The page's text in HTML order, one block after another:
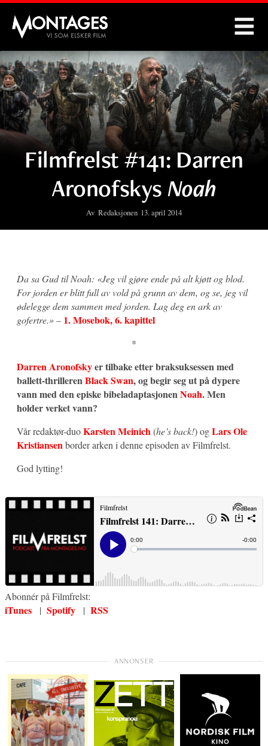
Montages
Filmfrelst #141: Darren
AronofskysNoah
Av Redaksjonen 13. april 2014
Da sa Gud til Noah: «Jeg vil gjøre ende på alt kjøtt og blod.
For jorden er blitt full av vold på grunn av dem, og se, jeg vil
ødelegge dem sammen med jorden. Lag deg en ark av
gofertre.»– 1. Mosebok, 6. kapittel
*
Darren Aronofskyer tilbake etter braksuksessen med
ballett-thrillerenBlack Swan, og begir seg ut på dypere
vann med den episke bibeladaptasjonenNoah. Men
holder verket vann?
Vår redaktør-duoKarsten Meinich(he’s back!) ogLars Ole
Kristiansenborder arken i denne episoden av Filmfrelst.
God lytting!
Abonnér på Filmfrelst:
iTunes | Spotify | RSS